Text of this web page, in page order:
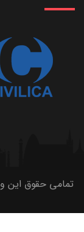
تمامی حقوق این